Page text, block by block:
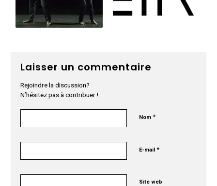
Laisser un commentaire
Rejoindre la discussion?
N’hésitez pas à contribuer !
Nom*
E-mail*
Site web